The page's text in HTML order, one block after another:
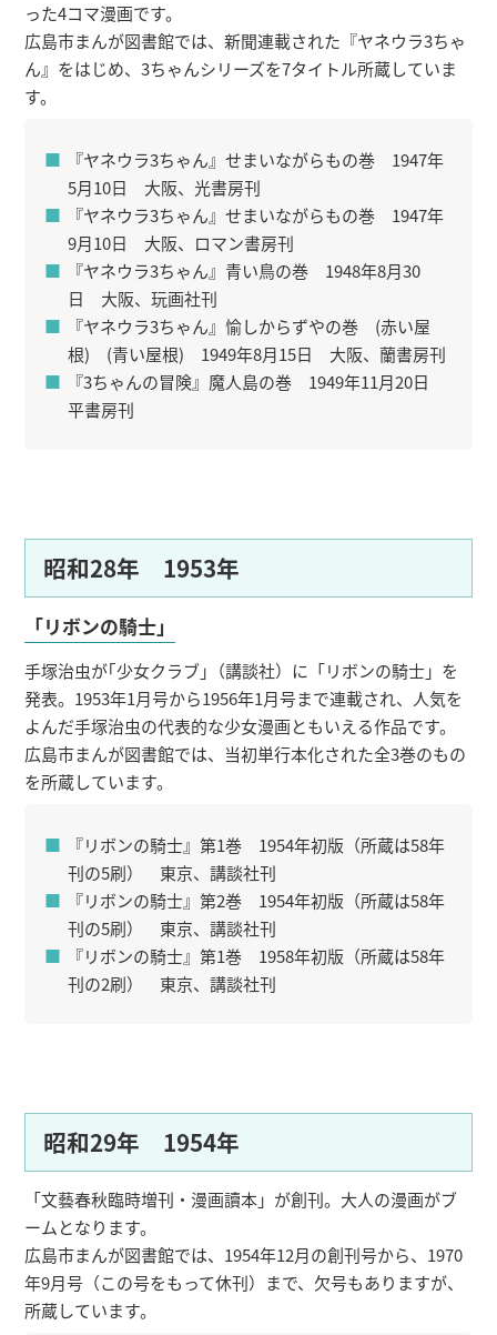
った4コマ漫画です。
広島市まんが図書館では、新聞連載された『ヤネウラ3ちゃ
ん』をはじめ、3ちゃんシリーズを7タイトル所蔵していま
す。
『ヤネウラ3ちゃん』せまいながらもの巻 1947年
5月10日 大阪、光書房刊
『ヤネウラ3ちゃん』せまいながらもの巻 1947年
9月10日 大阪、ロマン書房刊
『ヤネウラ3ちゃん』青い鳥の巻 1948年8月30
日 大阪、玩画社刊
『ヤネウラ3ちゃん』愉しからずやの巻 (赤い屋
根) (青い屋根) 1949年8月15日 大阪、蘭書房刊
『3ちゃんの冒険』魔人島の巻 1949年11月20日
平書房刊
昭和28年 1953年
「リボンの騎士」
手塚治虫が｢少女クラブ｣（講談社）に「リボンの騎士」を
発表。1953年1月号から1956年1月号まで連載され、人気を
よんだ手塚治虫の代表的な少女漫画ともいえる作品です。
広島市まんが図書館では、当初単行本化された全3巻のもの
を所蔵しています。
『リボンの騎士』第1巻 1954年初版（所蔵は58年
刊の5刷） 東京、講談社刊
『リボンの騎士』第2巻 1954年初版（所蔵は58年
刊の5刷） 東京、講談社刊
『リボンの騎士』第1巻 1958年初版（所蔵は58年
刊の2刷） 東京、講談社刊
昭和29年 1954年
「文藝春秋臨時増刊・漫画讀本」が創刊。大人の漫画がブ
ームとなります。
広島市まんが図書館では、1954年12月の創刊号から、1970
年9月号（この号をもって休刊）まで、欠号もありますが、
所蔵しています。